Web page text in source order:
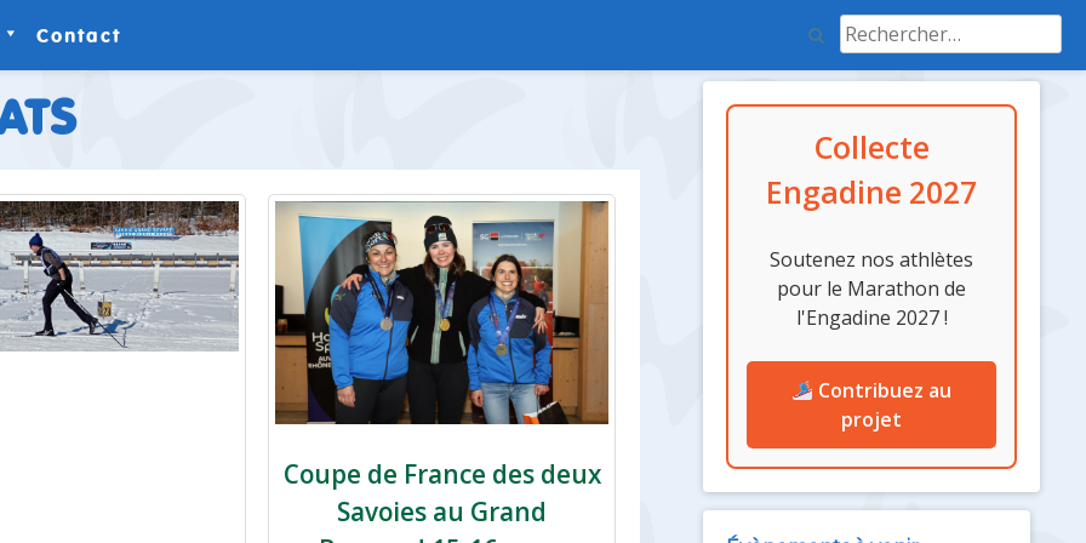
Photos
Vidéos
Contact
Rechercher :
Coupe de France des deux
Savoies au Grand
Colonne
latéraleCollecte
Engadine 2027
Soutenez nos athlètes
pour le Marathon de
l'Engadine 2027 !
Contribuez au
projet